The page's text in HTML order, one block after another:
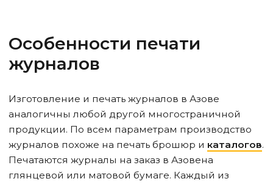
Особенности печати
журналов
Изготовление и печать журналов в Азове
аналогичны любой другой многостраничной
продукции. По всем параметрам производство
журналов похоже на печать брошюр и каталогов.
Печатаются журналы на заказ в Азовена
глянцевой или матовой бумаге. Каждый из